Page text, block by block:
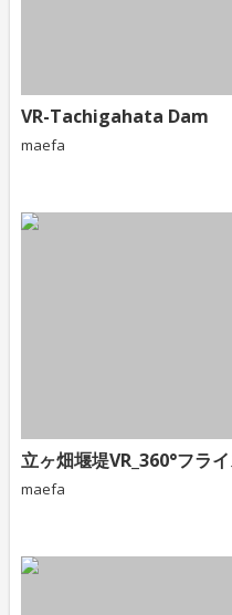
VR-Tachigahata Dam
maefa
立ヶ畑堰堤VR_360°フラ
maefa